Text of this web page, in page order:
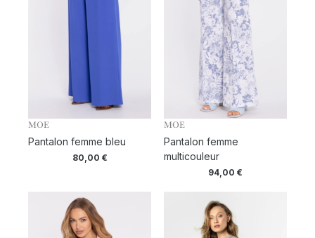
MOE
Pantalon femme bleu
80,00 €
MOE
Pantalon femme
multicouleur
94,00 €